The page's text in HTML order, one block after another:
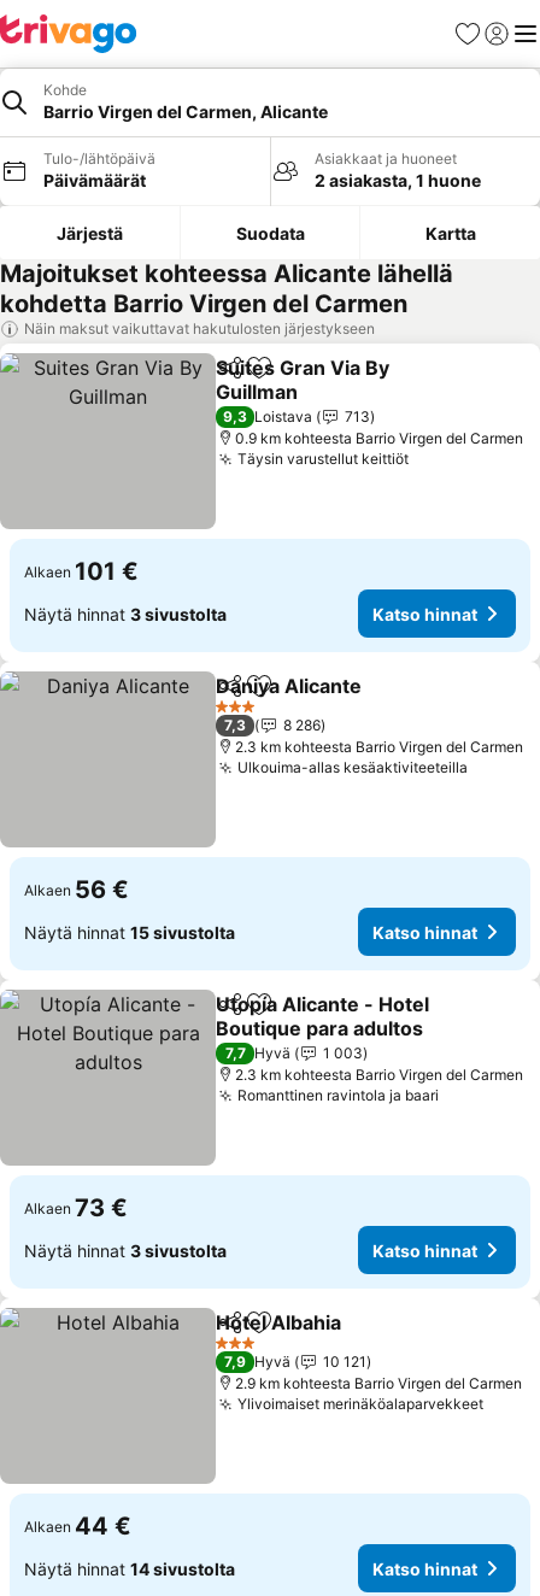
Suosikit
Kohde
Barrio Virgen del Carmen, Alicante
Tulo-/lähtöpäivä
Päivämäärät
Asiakkaat ja huoneet
2 asiakasta, 1 huone
Järjestä Suodata Kartta
Majoitukset kohteessa Alicante lähellä
kohdetta Barrio Virgen del Carmen
Näin maksut vaikuttavat hakutulosten järjestykseen
Jaa Lisää suosikkeihin
Suites Gran Via By
Guillman
9,3 Loistava
713
0.9 km kohteesta Barrio Virgen del Carmen
Täysin varustellut keittiöt
Alkaen 101 €
Näytä hinnat 3 sivustolta Katso hinnat
Jaa Lisää suosikkeihin
Daniya Alicante
3 Tähtiluokitus
7,3
8 286
2.3 km kohteesta Barrio Virgen del Carmen
Ulkouima-allas kesäaktiviteeteilla
Alkaen 56 €
Näytä hinnat 15 sivustolta Katso hinnat
Jaa Lisää suosikkeihin
Utopía Alicante - Hotel
Boutique para adultos
7,7 Hyvä
1 003
2.3 km kohteesta Barrio Virgen del Carmen
Romanttinen ravintola ja baari
Alkaen 73 €
Näytä hinnat 3 sivustolta Katso hinnat
Jaa Lisää suosikkeihin
Hotel Albahia
3 Tähtiluokitus
7,9 Hyvä
10 121
2.9 km kohteesta Barrio Virgen del Carmen
Ylivoimaiset merinäköalaparvekkeet
Alkaen 44 €
Näytä hinnat 14 sivustolta Katso hinnat